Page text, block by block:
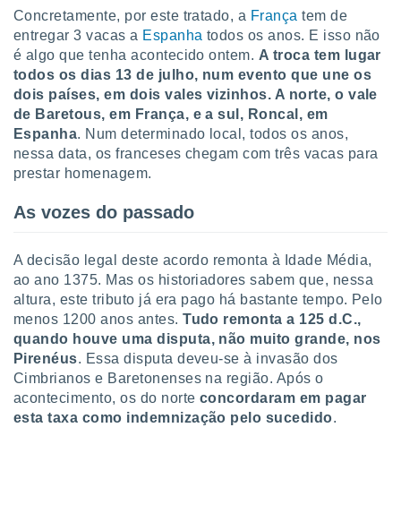
Pode
de
ao
nós e
para
e
como a
este sitio
IP e
de
Concretamente, por este tratado, a França tem de
entregar 3 vacas a Espanha todos os anos. E isso não
é algo que tenha acontecido ontem. A troca tem lugar
todos os dias 13 de julho, num evento que une os
dois países, em dois vales vizinhos. A norte, o vale
de Baretous, em França, e a sul, Roncal, em
Espanha. Num determinado local, todos os anos,
nessa data, os franceses chegam com três vacas para
prestar homenagem.
As vozes do passado
A decisão legal deste acordo remonta à Idade Média,
ao ano 1375. Mas os historiadores sabem que, nessa
altura, este tributo já era pago há bastante tempo. Pelo
menos 1200 anos antes.Tudo remonta a 125 d.C.,
quando houve uma disputa, não muito grande, nos
Pirenéus. Essa disputa deveu-se à invasão dos
Cimbrianos e Baretonenses na região. Após o
acontecimento, os do norte concordaram em pagar
esta taxa como indemnização pelo sucedido.